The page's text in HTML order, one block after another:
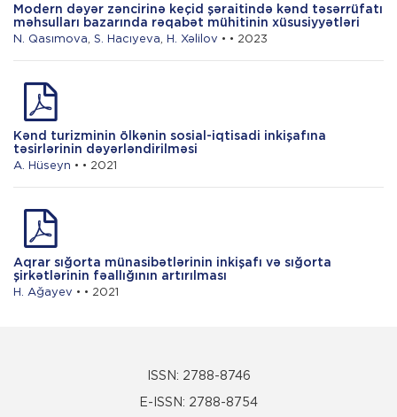
Modern dəyər zəncirinə keçid şəraitində kənd təsərrüfatı
məhsulları bazarında rəqabət mühitinin xüsusiyyətləri
N. Qasımova S. Hacıyeva H. Xəlilov • • 2023
Kənd turizminin ölkənin sosial-iqtisadi inkişafına
təsirlərinin dəyərləndirilməsi
A. Hüseyn • • 2021
Aqrar sığorta münasibətlərinin inkişafı və sığorta
şirkətlərinin fəallığının artırılması
H. Ağayev • • 2021
ISSN: 2788-8746
E-ISSN: 2788-8754